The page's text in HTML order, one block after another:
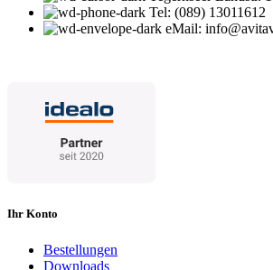
Tel: (089) 13011612
eMail:
Ihr Konto
Bestellungen
Downloads